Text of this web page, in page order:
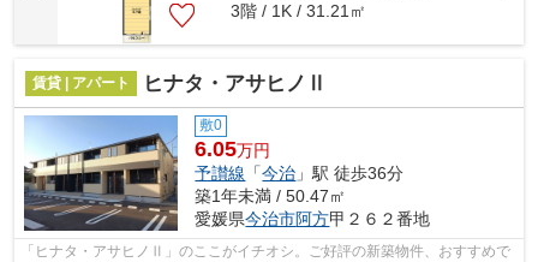
3階 / 1K / 31.21㎡
賃貸 | アパート ヒナタ・アサヒノⅡ
敷0
6.05万円
予讃線 「今治 」駅 徒歩36分
築1年未満 / 50.47㎡
愛媛県今治市阿方甲２６２番地
「ヒナタ・アサヒノⅡ」のここがイチオシ。ご好評の新築物件、おすすめで